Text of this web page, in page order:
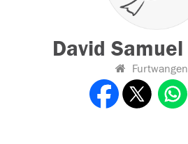
David
Furtwangen